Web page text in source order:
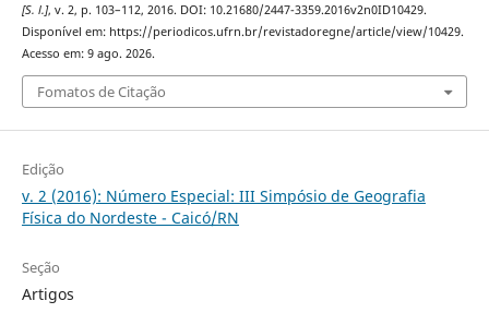
[S. l.], v. 2, p. 103–112, 2016. DOI: 10.21680/2447-3359.2016v2n0ID10429.
Disponível em: https://periodicos.ufrn.br/revistadoregne/article/view/10429.
Acesso em: 9 ago. 2026.
Fomatos de Citação
Edição
v. 2 (2016): Número Especial: III Simpósio de Geografia
Física do Nordeste - Caicó/RN
Seção
Artigos